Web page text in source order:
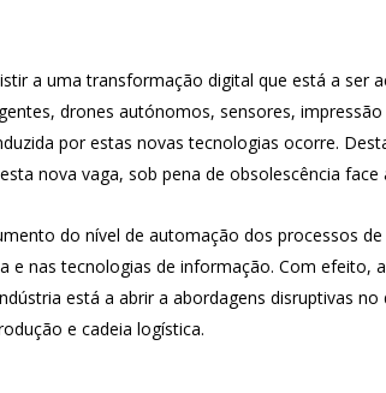
a uma transformação digital que está a ser
drones autónomos, sensores,
por estas novas tecnologias ocorre.
nova vaga, sob pena de obsolescência
do nível de automação dos processos
e nas tecnologias de informação. Com efeito,
está a abrir a abordagens disruptivas
e cadeia logística.